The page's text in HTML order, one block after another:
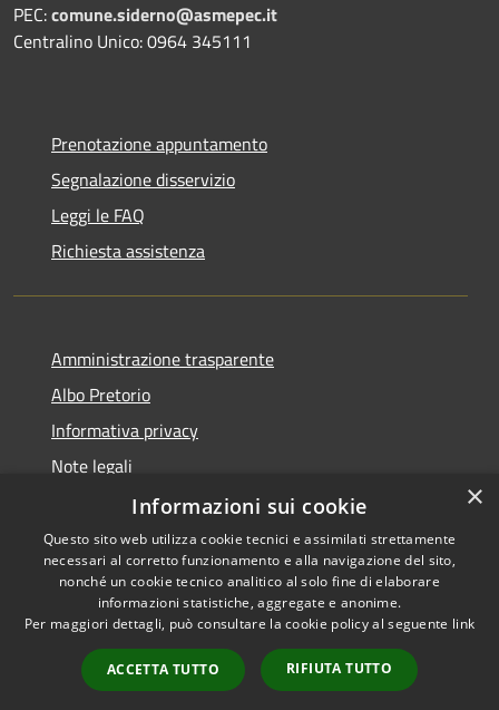
PEC:comune.siderno@asmepec.it
Centralino Unico: 0964 345111
Prenotazione appuntamento
Segnalazione disservizio
Leggi le FAQ
Richiesta assistenza
Amministrazione trasparente
Albo Pretorio
Informativa privacy
Note legali
Dichiarazione di accessibilità
RSS
Accessibilità
Copyright © 2026 • Comune di
Municipium•
Accesso
redazione
×
Informazioni sui cookie
Questo sito web utilizza cookie tecnici e assimilati strettamente
necessari al corretto funzionamento e alla navigazione del sito,
nonché un cookie tecnico analitico al solo fine di elaborare
informazioni statistiche, aggregate e anonime.
Per maggiori dettagli, può consultare la cookie policy al seguente link
ACCETTA TUTTO RIFIUTA TUTTO